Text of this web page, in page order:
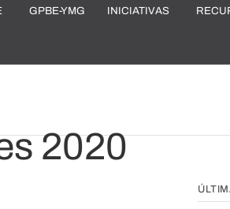
GPBE-YMG INICIATIVAS
2020